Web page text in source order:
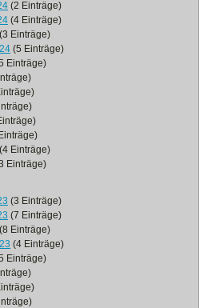
(2 Einträge)
(4 Einträge)
(3 Einträge)
(5 Einträge)
Einträge)
(4 Einträge)
Einträge)
(3 Einträge)
(7 Einträge)
(8 Einträge)
(4 Einträge)
Einträge)